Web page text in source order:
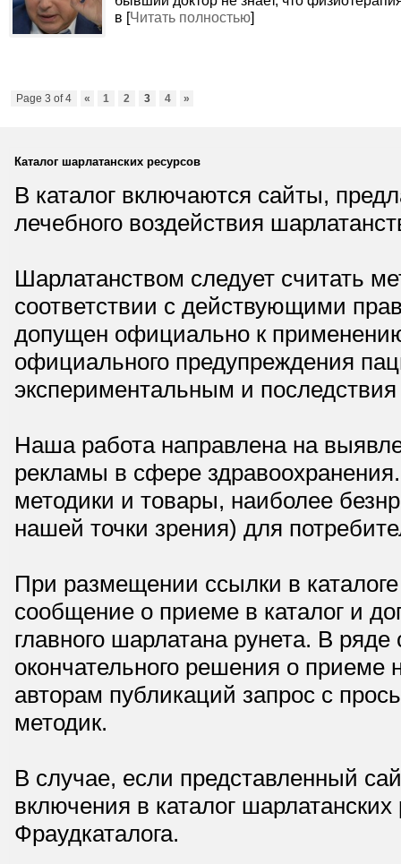
в [Читать полностью]
Page 3 of 4 « 1 2 3 4 »
Каталог шарлатанских ресурсов
В каталог включаются сайты,
лечебного воздействия
Шарлатанством следует считать
соответствии с действующими
допущен официально к
официального предупреждения
экспериментальным и
Наша работа направлена на
рекламы в сфере
методики и товары, наиболее
нашей точки зрения) для
При размещении ссылки в
сообщение о приеме в каталог и
главного шарлатана рунета. В
окончательного решения о приеме
авторам публикаций запрос с
методик.
В случае, если представленный
включения в каталог
Фраудкаталога.